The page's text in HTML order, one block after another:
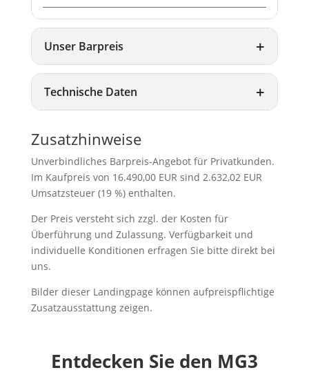
Unser Barpreis
Technische Daten
Zusatzhinweise
Unverbindliches Barpreis-Angebot für Privatkunden.
Im Kaufpreis von 16.490,00 EUR sind 2.632,02 EUR
Umsatzsteuer (19 %) enthalten.
Der Preis versteht sich zzgl. der Kosten für
Überführung und Zulassung. Verfügbarkeit und
individuelle Konditionen erfragen Sie bitte direkt bei
uns.
Bilder dieser Landingpage können aufpreispflichtige
Zusatzausstattung zeigen.
Entdecken Sie den MG3